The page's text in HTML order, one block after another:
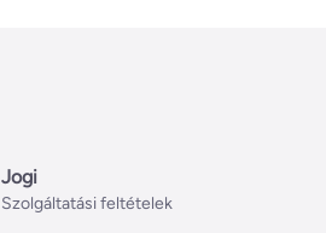
Jogi
Szolgáltatási feltételek